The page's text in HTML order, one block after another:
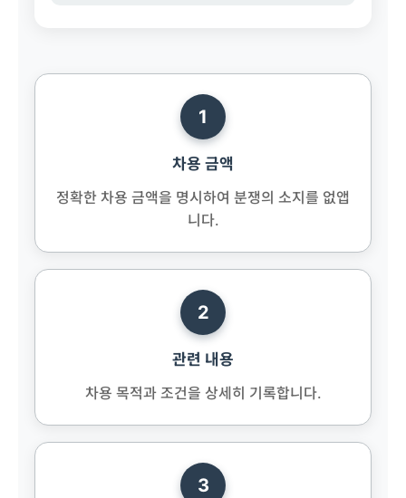
1
차용 금액
정확한 차용 금액을 명시하여 분쟁의 소지를 없앱
니다.
2
관련 내용
차용 목적과 조건을 상세히 기록합니다.
3